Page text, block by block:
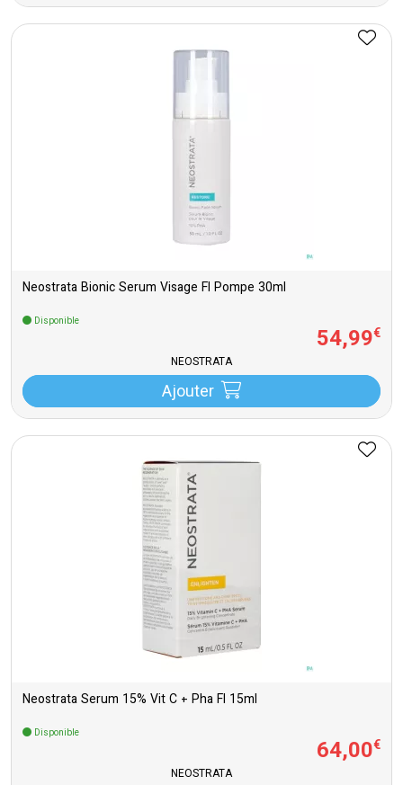
Neostrata Bionic Serum Visage Fl Pompe 30ml
Disponible
54,99€
NEOSTRATA
Ajouter
Neostrata Serum 15% Vit C + Pha Fl 15ml
Disponible
64,00€
NEOSTRATA